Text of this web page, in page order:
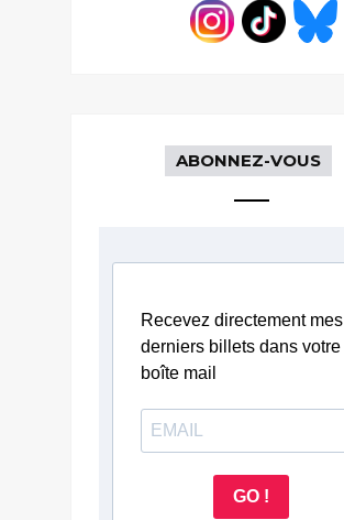
ABONNEZ-VOUS
Recevez directement mes
derniers billets dans votre
boîte mail
GO !